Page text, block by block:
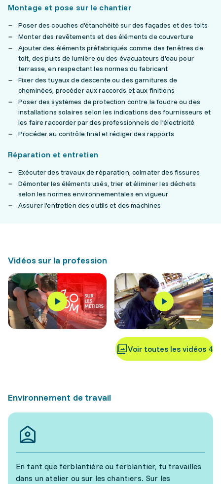
Montage et pose sur le chantier
Poser des couches d’étanchéité sur des façades et des toits
Monter des revêtements et des éléments de couverture
Ajouter des éléments préfabriqués comme des fenêtres de
toit, des puits de lumière ou des évacuateurs d’eau pour
terrasse, en respectant les normes du fabricant
Fixer des tuyaux de descente ou des garnitures de
cheminées, procéder aux raccords et aux finitions
Poser des systèmes de protection contre la foudre ou des
installations solaires selon les indications des fournisseurs et
les faire raccorder par des professionnels de l’électricité
Procéder au contrôle final et rédiger des rapports
Réparation et entretien
Exécuter des travaux de réparation, colmater des fissures
Démonter les éléments usés, trier et éliminer les déchets
selon les normes environnementales en vigueur
Assurer l’entretien des outils et des machines
Vidéos sur la profession
Voir toutes les vidéos 4
Environnement de travail
En tant que ferblantière ou ferblantier, tu travailles
dans un atelier ou sur les chantiers. Sur les